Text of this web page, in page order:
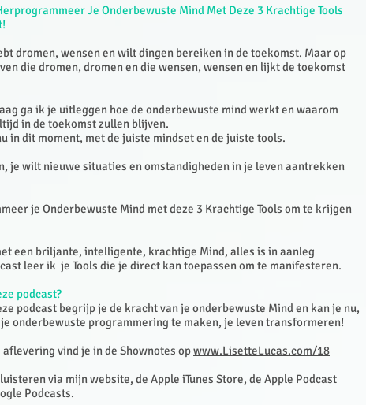
Je Onderbewuste Mind Met Deze 3 Krachtige Tools
dromen, wensen en wilt dingen bereiken in de toekomst. Maar op
die dromen, dromen en die wensen, wensen en lijkt de toekomst
ga ik je uitleggen hoe de onderbewuste mind werkt en waarom
in de toekomst zullen blijven.
in dit moment, met de juiste mindset en de juiste tools.
je wilt nieuwe situaties en omstandigheden in je leven aantrekken
je Onderbewuste Mind met deze 3 Krachtige Tools om te krijgen
een briljante, intelligente, krachtige Mind, alles is in aanleg
leer ik je Tools die je direct kan toepassen om te manifesteren.
podcast?
podcast begrijp je de kracht van je onderbewuste Mind en kan je nu,
onderbewuste programmering te maken, je leven transformeren!
vind je in de Shownotes opwww.LisetteLucas.com/18
via mijn website, de Apple iTunes Store, de Apple Podcast
Podcasts.